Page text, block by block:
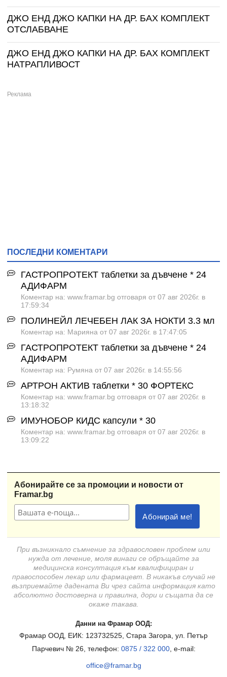
ДЖО ЕНД ДЖО КАПКИ НА ДР. БАХ КОМПЛЕКТ
ОТСЛАБВАНЕ
ДЖО ЕНД ДЖО КАПКИ НА ДР. БАХ КОМПЛЕКТ
НАТРАПЛИВОСТ
ПОСЛЕДНИ КОМЕНТАРИ
ГАСТРОПРОТЕКТ таблетки за дъвчене * 24
АДИФАРМ
Коментар на: www.framar.bg отговаря от 07 авг 2026г. в
17:59:34
ПОЛИНЕЙЛ ЛЕЧЕБЕН ЛАК ЗА НОКТИ 3.3 мл
Коментар на: Марияна от 07 авг 2026г. в 17:47:05
ГАСТРОПРОТЕКТ таблетки за дъвчене * 24
АДИФАРМ
Коментар на: Румяна от 07 авг 2026г. в 14:55:56
АРТРОН АКТИВ таблетки * 30 ФОРТЕКС
Коментар на: www.framar.bg отговаря от 07 авг 2026г. в
13:18:32
ИМУНОБОР КИДС капсули * 30
Коментар на: www.framar.bg отговаря от 07 авг 2026г. в
13:09:22
Абонирайте се за промоции и новости от
Framar.bg
При възникнало съмнение за здравословен проблем или
нужда от лечение, моля винаги се обръщайте за
медицинска консултация към квалифициран и
правоспособен лекар или фармацевт. В никакъв случай не
възприемайте дадената Ви чрез сайта информация като
абсолютно достоверна и правилна, дори и същата да се
окаже такава.
Данни на Фрамар ООД:
Фрамар ООД, ЕИК: 123732525, Стара Загора, ул. Петър
Парчевич № 26, телефон: 0875 / 322 000, e-mail:
office@framar.bg